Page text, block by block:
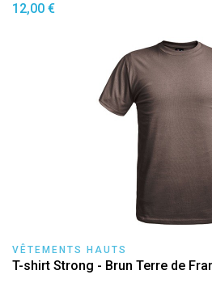
12,00 €
VÊTEMENTS HAUTS
T-shirt Strong - Brun Terre de